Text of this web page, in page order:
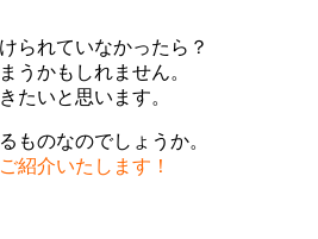
られていなかったら？
うかもしれません。
たいと思います。
ものなのでしょうか。
紹介いたします！